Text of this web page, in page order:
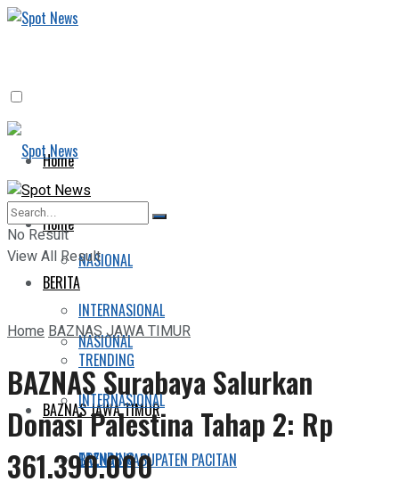
Home
BERITA
NASIONAL
INTERNASIONAL
TRENDING
BAZNAS JAWA TIMUR
BAZNAS KABUPATEN PACITAN
Home
BERITA
NASIONAL
INTERNASIONAL
TRENDING
No Result
View All Result
HomeBAZNAS JAWA TIMUR
BAZNAS Surabaya Salurkan
Donasi Palestina Tahap 2: Rp
361.390.000